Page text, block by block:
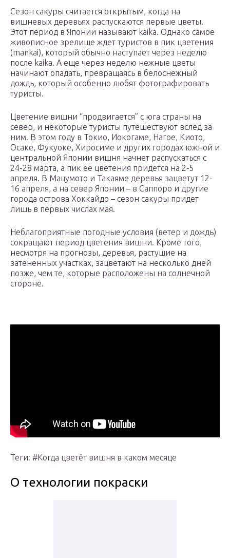
Сезон сакуры считается открытым, когда на
вишневых деревьях распускаются первые цветы.
Этот период в Японии называют kaika. Однако самое
живописное зрелище ждет туристов в пик цветения
(mankai), который обычно наступает через неделю
после kaika. А еще через неделю нежные цветы
начинают опадать, превращаясь в белоснежный
дождь, который особенно любят фотографировать
туристы.
Цветение вишни “продвигается” с юга страны на
север, и некоторые туристы путешествуют вслед за
ним. В этом году в Токио, Иокогаме, Нагое, Киото,
Осаке, Фукуоке, Хиросиме и других городах южной и
центральной Японии вишня начнет распускаться с
24-28 марта, а пик ее цветения придется на 2-5
апреля. В Мацумото и Такаяме деревья зацветут 12-
16 апреля, а на север Японии – в Саппоро и другие
города острова Хоккайдо – сезон сакуры придет
лишь в первых числах мая.
Неблагоприятные погодные условия (ветер и дождь)
сокращают период цветения вишни. Кроме того,
несмотря на прогнозы, деревья, растущие на
затененных участках, зацветают на несколько дней
позже, чем те, которые расположены на солнечной
стороне.
Теги: #Когда цветёт вишня в каком месяце
О технологии покраски